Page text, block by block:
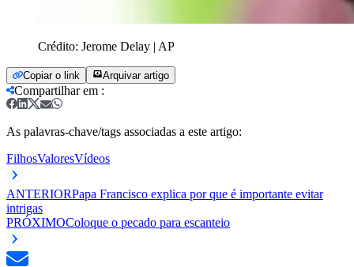
Crédito: Jerome Delay | AP
Copiar o link Arquivar artigo
Compartilhar em :
As palavras-chave/tags associadas a este artigo:
FilhosValoresVídeos
ANTERIORPapa Francisco explica por que é importante evitar
intrigas
PRÓXIMOColoque o pecado para escanteio